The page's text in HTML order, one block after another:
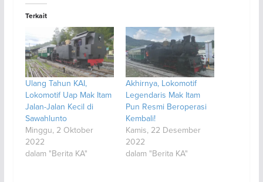
Terkait
Ulang Tahun KAI,
Lokomotif Uap Mak Itam
Jalan-Jalan Kecil di
Sawahlunto
Minggu, 2 Oktober
2022
dalam "Berita KA"
Akhirnya, Lokomotif
Legendaris Mak Itam
Pun Resmi Beroperasi
Kembali!
Kamis, 22 Desember
2022
dalam "Berita KA"